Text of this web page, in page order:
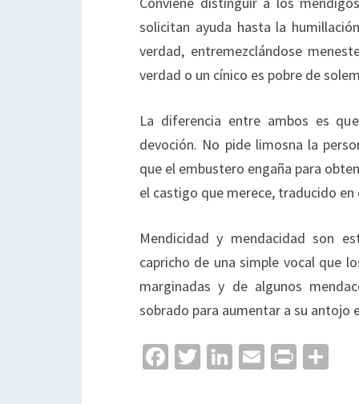
solicitan ayuda hasta la
verdad, entremezclándose
verdad o un cínico es pobre de
La diferencia entre ambos es
devoción. No pide limosna la
que el embustero engaña para
el castigo que merece, traducido en
Mendicidad y mendacidad son
capricho de una simple vocal que
marginadas y de algunos
sobrado para aumentar a su antojo
Fa T
Li
E
Pr